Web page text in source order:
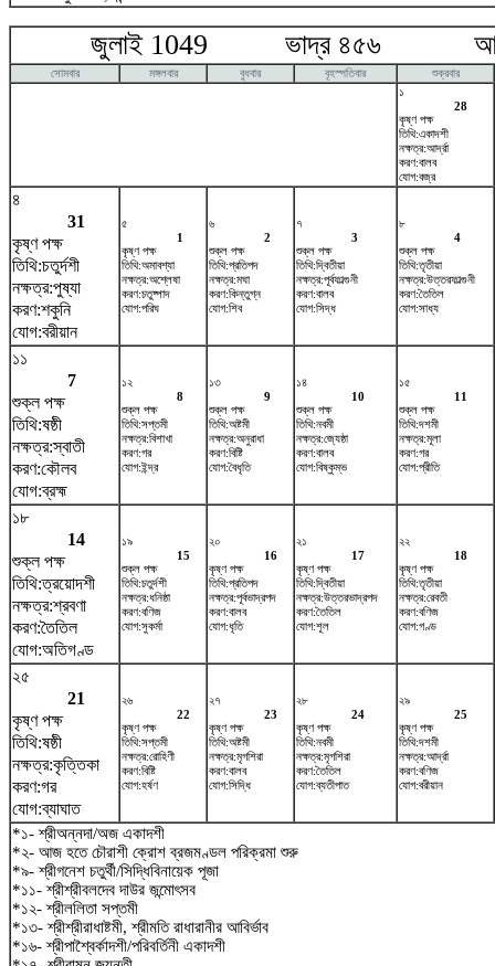
জুলাই 1049 ভাদ্র ৪৫৬
সোমবার মঙ্গলবার বুধবার বৃহস্পতিবার
শুক্রবার
১
28
কৃষ্ণ পক্ষ
তিথি:একাদশী
নক্ষত্র:আর্দ্রা
করণ:বালব
যোগ:বজ্র
৪
31
কৃষ্ণ পক্ষ
তিথি:চতুর্দশী
নক্ষত্র:পুষ্যা
করণ:শকুনি
যোগ:বরীয়ান
৫
1
কৃষ্ণ পক্ষ
তিথি:অমাবশ্যা
নক্ষত্র:অশ্লেষা
করণ:চতুষ্পাদ
যোগ:পরিঘ
৬
2
শুক্ল পক্ষ
তিথি:প্রতিপদ
নক্ষত্র:মঘা
করণ:কিন্তুগ্ন
যোগ:শিব
৭
3
শুক্ল পক্ষ
তিথি:দ্বিতীয়া
নক্ষত্র:পূর্বফাল্গুনী
করণ:বালব
যোগ:সিদ্ধ
৮
4
শুক্ল পক্ষ
তিথি:তৃতীয়া
নক্ষত্র:উত্তরফাল্গুনী
করণ:তৈতিল
যোগ:সাধ্য
১১
7
শুক্ল পক্ষ
তিথি:ষষ্ঠী
নক্ষত্র:স্বাতী
করণ:কৌলব
যোগ:ব্রহ্ম
১২
8
শুক্ল পক্ষ
তিথি:সপ্তমী
নক্ষত্র:বিশাখা
করণ:গর
যোগ:ইন্দ্র
১৩
9
শুক্ল পক্ষ
তিথি:অষ্টমী
নক্ষত্র:অনুরাধা
করণ:বিষ্টি
যোগ:বৈধৃতি
১৪
10
শুক্ল পক্ষ
তিথি:নবমী
নক্ষত্র:জ্যেষ্ঠা
করণ:বালব
যোগ:বিষ্কুম্ভ
১৫
11
শুক্ল পক্ষ
তিথি:দশমী
নক্ষত্র:মূলা
করণ:গর
যোগ:প্রীতি
১৮
14
শুক্ল পক্ষ
তিথি:ত্রয়োদশী
নক্ষত্র:শ্রবণা
করণ:তৈতিল
যোগ:অতিগণ্ড
১৯
15
শুক্ল পক্ষ
তিথি:চতুর্দশী
নক্ষত্র:ধনিষ্ঠা
করণ:বণিজ
যোগ:সুকর্মা
২০
16
কৃষ্ণ পক্ষ
তিথি:প্রতিপদ
নক্ষত্র:পূর্বভাদ্রপদ
করণ:বালব
যোগ:ধৃতি
২১
17
কৃষ্ণ পক্ষ
তিথি:দ্বিতীয়া
নক্ষত্র:উত্তরভাদ্রপদ
করণ:তৈতিল
যোগ:শূল
২২
18
কৃষ্ণ পক্ষ
তিথি:তৃতীয়া
নক্ষত্র:রেবতী
করণ:বণিজ
যোগ:গণ্ড
২৫
21
কৃষ্ণ পক্ষ
তিথি:ষষ্ঠী
নক্ষত্র:কৃত্তিকা
করণ:গর
যোগ:ব্যাঘাত
২৬
22
কৃষ্ণ পক্ষ
তিথি:সপ্তমী
নক্ষত্র:রোহিণী
করণ:বিষ্টি
যোগ:হর্ষণ
২৭
23
কৃষ্ণ পক্ষ
তিথি:অষ্টমী
নক্ষত্র:মৃগশিরা
করণ:বালব
যোগ:সিদ্ধি
২৮
24
কৃষ্ণ পক্ষ
তিথি:নবমী
নক্ষত্র:মৃগশিরা
করণ:তৈতিল
যোগ:ব্যতীপাত
২৯
25
কৃষ্ণ পক্ষ
তিথি:দশমী
নক্ষত্র:আর্দ্রা
করণ:বণিজ
যোগ:বরীয়ান
*১- শ্রীঅন্নদা/অজ একাদশী
*২- আজ হতে চৌরাশী ক্রোশ ব্রজমণ্ডল পরিক্রমা শুরু
*৯- শ্রীগনেশ চতুর্থী/সিদ্ধিবিনায়েক পূজা
*১১- শ্রীশ্রীবলদেব দাউর জন্মোৎসব
*১২- শ্রীললিতা সপ্তমী
*১৩- শ্রীশ্রীরাধাষ্টমী, শ্রীমতি রাধারানীর আবির্ভাব
*১৬- শ্রীপাশ্বৈর্কাদশী/পরিবর্তিনী একাদশী